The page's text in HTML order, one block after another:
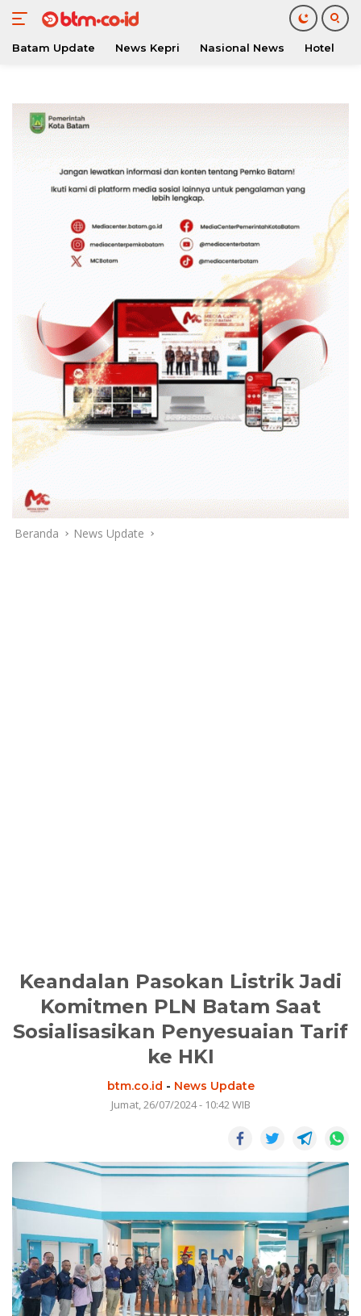
konten
Batam Update News Kepri Nasional News Hotel
Beranda News Update
Keandalan Pasokan Listrik Jadi
Komitmen PLN Batam Saat
Sosialisasikan Penyesuaian Tarif
ke HKI
btm.co.id - News Update
Jumat, 26/07/2024 - 10:42 WIB